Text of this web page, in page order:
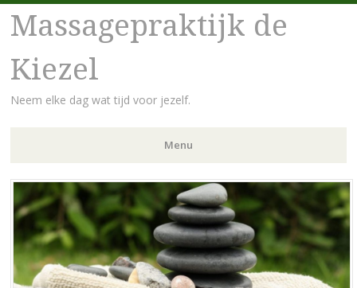
Massagepraktijk de
Kiezel
Neem elke dag wat tijd voor jezelf.
Menu
Spring
naar
inhoud